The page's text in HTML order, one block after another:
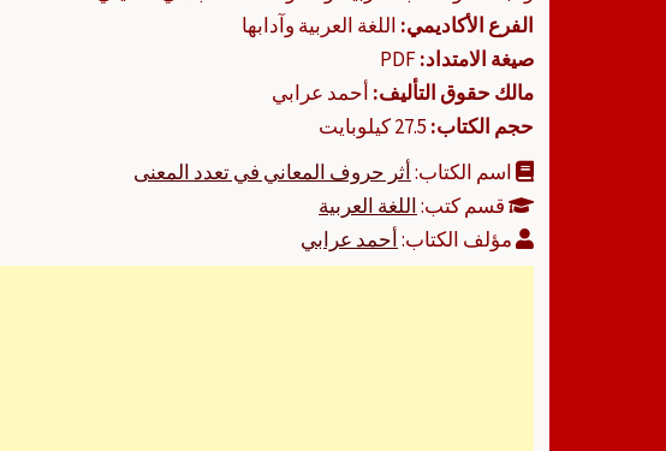
الفرع الأكاديمي: اللغة العربية وآدابها
صيغة الامتداد:
مالك حقوق التأليف: أحمد عرابي
حجم الكتاب:
اسم الكتاب:أثر حروف المعاني في تعدد المعنى
قسم كتب:اللغة العربية
مؤلف الكتاب:أحمد عرابي